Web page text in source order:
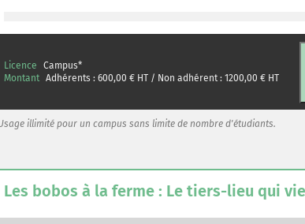
s'invite dans tous les produits,
marques qu'ils consomment,
le secteur considéré. Dans ce cas,
apprenants effectueront
et interne d'Aya Nakamura sur le
de la musique, ils décortiqueront
sources de création de valeur et
marqueurs durabilité, ils
marketing stratégique et les
Licence Campus*
illimité pour un campus sans limite de nombre d'étudiants.
Montant Adhérents : 600,00 € HT / Non adhérent : 1200,00 € HT
Les bobos à la ferme : Le tiers-lieu qui